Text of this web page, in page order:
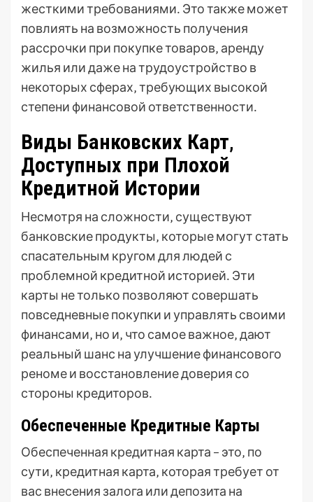
жесткими требованиями․ Это также может
повлиять на возможность получения
рассрочки при покупке товаров‚ аренду
жилья или даже на трудоустройство в
некоторых сферах‚ требующих высокой
степени финансовой ответственности․
Виды Банковских Карт‚
Доступных при Плохой
Кредитной Истории
Несмотря на сложности‚ существуют
банковские продукты‚ которые могут стать
спасательным кругом для людей с
проблемной кредитной историей․ Эти
карты не только позволяют совершать
повседневные покупки и управлять своими
финансами‚ но и‚ что самое важное‚ дают
реальный шанс на улучшение финансового
реноме и восстановление доверия со
стороны кредиторов․
Обеспеченные Кредитные Карты
Обеспеченная кредитная карта – это‚ по
сути‚ кредитная карта‚ которая требует от
вас внесения залога или депозита на